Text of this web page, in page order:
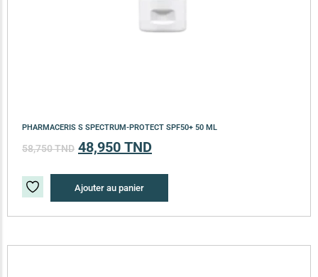
PHARMACERIS S SPECTRUM-PROTECT SPF50+ 50 ML
58,750TND 48,950 TND
Ajouter au panier